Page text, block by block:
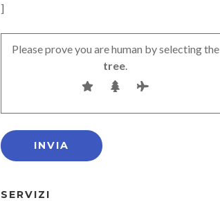
]
Please prove you are human by selecting the
tree.
SERVIZI